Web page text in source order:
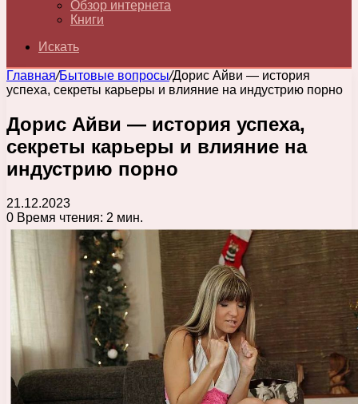
Обзор интернета
Книги
Искать
Главная/Бытовые вопросы/Дорис Айви — история
успеха, секреты карьеры и влияние на индустрию порно
Дорис Айви — история успеха,
секреты карьеры и влияние на
индустрию порно
21.12.2023
0 Время чтения: 2 мин.